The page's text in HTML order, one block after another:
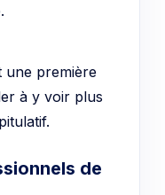
une première
à y voir plus
de